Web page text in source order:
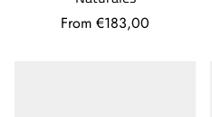
From €183,00